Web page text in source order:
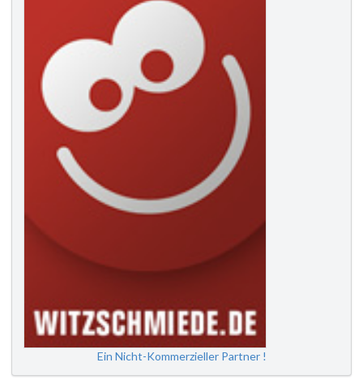
Ein Nicht-Kommerzieller Partner !